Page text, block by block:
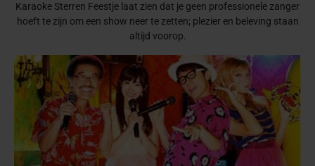
Karaoke Sterren Feestje laat zien dat je geen professionele zanger
hoeft te zijn om een show neer te zetten; plezier en beleving staan
altijd voorop.